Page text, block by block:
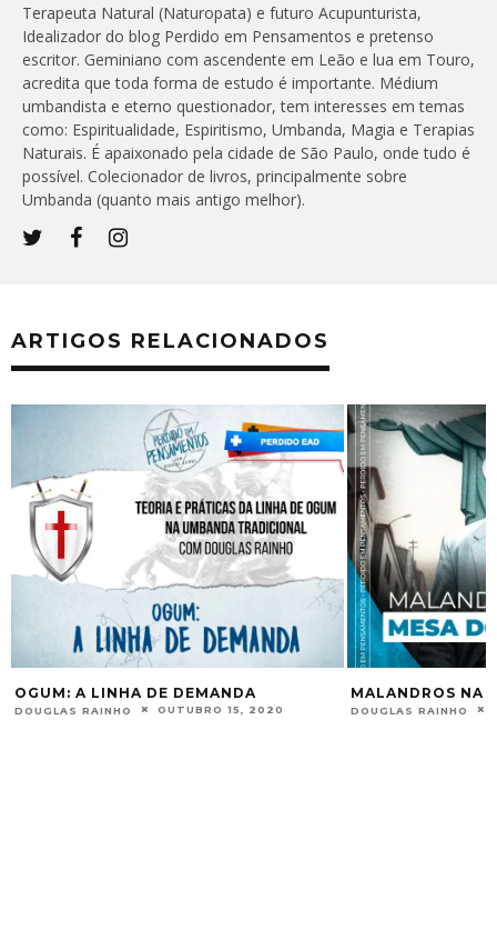
Terapeuta Natural (Naturopata) e futuro Acupunturista,
Idealizador do blog Perdido em Pensamentos e pretenso
escritor. Geminiano com ascendente em Leão e lua em Touro,
acredita que toda forma de estudo é importante. Médium
umbandista e eterno questionador, tem interesses em temas
como: Espiritualidade, Espiritismo, Umbanda, Magia e Terapias
Naturais. É apaixonado pela cidade de São Paulo, onde tudo é
possível. Colecionador de livros, principalmente sobre
Umbanda (quanto mais antigo melhor).
ARTIGOS RELACIONADOS
OGUM: A LINHA DE DEMANDA
DOUGLAS RAINHO OUTUBRO 15, 2020
MALANDROS NA
DOUGLAS RAINHO